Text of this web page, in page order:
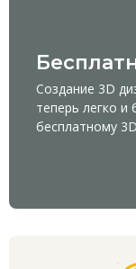
Создание 3D
теперь легко
бесплатному